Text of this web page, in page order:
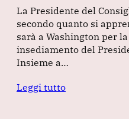
La Presidente del
secondo quanto si
sarà a Washington per
insediamento del
Insieme a…
Leggi tutto